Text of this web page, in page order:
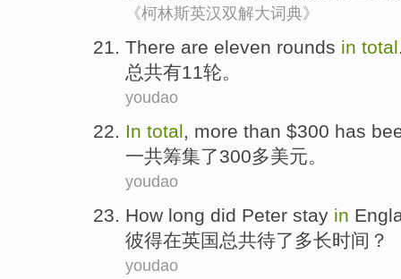
《柯林斯英汉双解大词典》
There are eleven rounds in total
总共有11轮。
youdao
In total, more than $300 has
一共筹集了300多美元。
youdao
How long did Peter stay in
彼得在英国总共待了多长时间？
youdao